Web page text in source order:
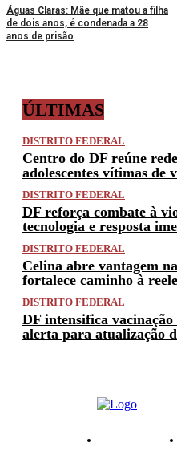
Águas Claras: Mãe que matou a filha
de dois anos, é condenada a 28
anos de prisão
ÚLTIMAS
DISTRITO FEDERAL
Centro do DF reúne
adolescentes vítimas de
DISTRITO FEDERAL
DF reforça combate à
tecnologia e resposta
DISTRITO FEDERAL
Celina abre vantagem
fortalece caminho à
DISTRITO FEDERAL
DF intensifica
alerta para atualização